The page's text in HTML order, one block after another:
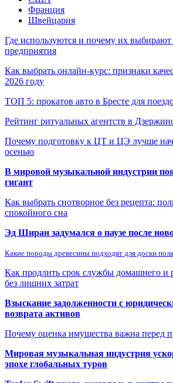
Франция
Швейцария
Где используются и почему их
предприятия
Как выбрать онлайн-курс: признаки
2026 году
ТОП 5: прокатов авто в Бресте для
Рейтинг ритуальных агентств в
Почему подготовку к ЦТ и ЦЭ лучше
осенью
В мировой музыкальной индустрии
гигант
Как выбрать снотворное без рецепта:
спокойного сна
Эд Ширан задумался о паузе после
Какие породы древесины подходят для доски
Как продлить срок службы домашнего и
без лишних затрат
Взыскание задолженности с
возврата активов
Почему оценка имущества важна перед
Мировая музыкальная индустрия
эпохе глобальных туров